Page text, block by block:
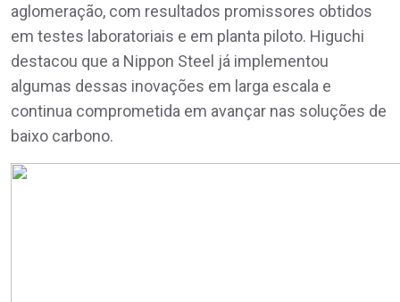
aglomeração, com resultados promissores obtidos
em testes laboratoriais e em planta piloto. Higuchi
destacou que a Nippon Steel já implementou
algumas dessas inovações em larga escala e
continua comprometida em avançar nas soluções de
baixo carbono.